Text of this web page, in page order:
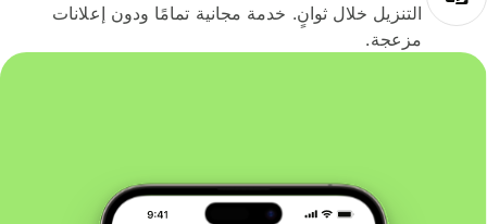
التنزيل خلال ثوانٍ. خدمة مجانية تمامًا ودون إعلانات
مزعجة.